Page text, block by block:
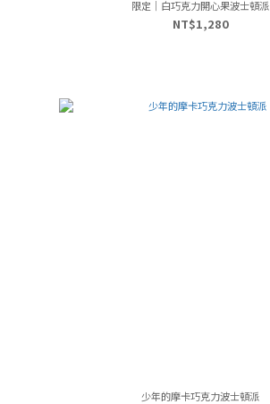
限定｜白巧克力開心果波士頓派
NT$1,280
少年的摩卡巧克力波士頓派